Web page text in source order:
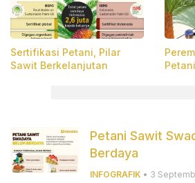
Sertifikasi Petani, Pilar
Sawit Berkelanjutan
Petani Sawit
Berdaya
INFOGRAFIK • 3